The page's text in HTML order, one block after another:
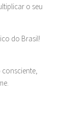
o seu
do Brasil!